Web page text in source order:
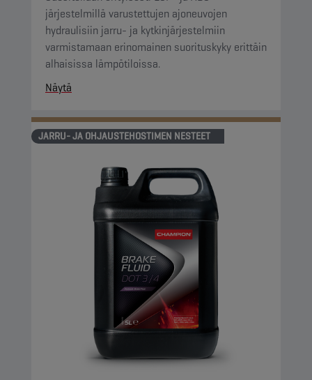
järjestelmillä varustettujen ajoneuvojen
hydraulisiin jarru- ja kytkinjärjestelmiin
varmistamaan erinomainen suorituskyky erittäin
alhaisissa lämpötiloissa.
Näytä
JARRU- JA OHJAUSTEHOSTIMEN NESTEET